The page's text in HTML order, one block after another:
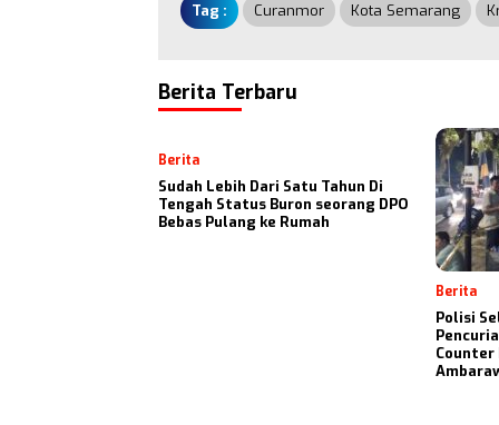
Tag : Curanmor Kota Semarang
Berita Terbaru
Berita
Sudah Lebih Dari Satu Tahun Di
Tengah Status Buron seorang DPO
Bebas Pulang ke Rumah
Berita
Polisi
Counter